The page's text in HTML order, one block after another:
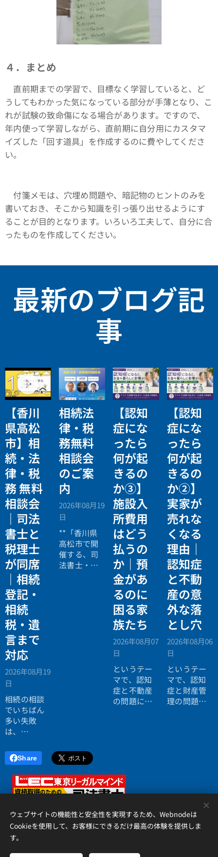
４．まとめ
直前期までの学習で、目標なく学習していると、ど
うしてもわかった気になっている部分が手薄となり、こ
れが試験の致命傷になる場合があります。ですので、
年内使って学習しながら、直前期に自分用にカスタマ
イズした「回す道具」を作成するのに費やしてくださ
い。
付箋メモは、穴埋め問題や、暗記物のヒントのみを
書いておき、そこから知識を引っ張り出せるようにす
ることが目的となります。いろいろ工夫して、自分に合
ったものを作成してください。
最新のブログ記
事
【香川
県高松
市】相
続・法
律・税
務 無料
相談会
｜司法
書士と
税理士
が同席
｜相続
登記・
相続
税・遺
言まで
対応
2026年08月19
日
相続の相談
でいちばん
多い失敗
は、
行ったら登
記の話がで
きず、司法
書士に行っ
たら税金が
い」ことで
す。
相続法
律・税
務無料
相談会
のご案
内
2026年08月19
日
**「香川県
高松市で開
催する、司
法書士・税
【認知
症にな
ったら
何が起
きるの
か③】
施設入
所費用
はどう
払うの
か｜預
金があ
るのに
困る家
族たち
2026年08月07
日
というテー
マで、認知
症と不動産
の問題につ
【認知
症にな
ったら
何が起
きるの
か②】
実家が
売れな
くなる
理由｜
認知症
と不動
産の意
外な落
とし穴
2026年08月06
日
というテー
マで、認知
症と財産管
理の問題に
Share
アイリス国際司法書士・行政書士事務所、 香川県高松市錦町２丁
目１３番７号 松岡ビル２Ｆ 、087-873-2653
ウェブサイトの機能性と安全性を実現するため、Webnodeは
Cookieを使用して、お客様にできるだけ最高の体験を提供しま
す。